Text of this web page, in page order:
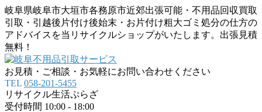
岐阜県岐阜市大垣市各務原市近郊出張可能・不用品回収買取
引取・引越後片付け後始末・お片付け粗大ゴミ処分の仕方の
アドバイスを当リサイクルショップがいたします。出張見積
無料！
お見積・ご相談・お気軽にお問い合わせください
TEL 058-201-5455
リサイクル生活ぷらざ
受付時間 10:00 - 18:00